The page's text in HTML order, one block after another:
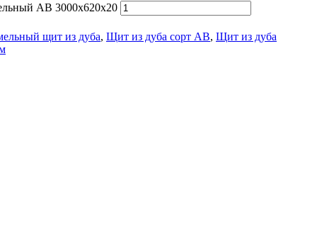
АВ 3000х620х20
щит из дуба, Щит из дуба сорт АВ, Щит из дуба